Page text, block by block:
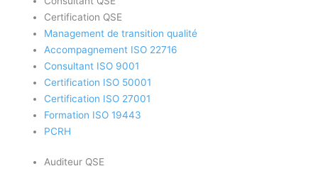
Certification QSE
Management de transition qualité
Accompagnement ISO 22716
Consultant ISO 9001
Certification ISO 50001
Certification ISO 27001
Formation ISO 19443
PCRH
Auditeur QSE